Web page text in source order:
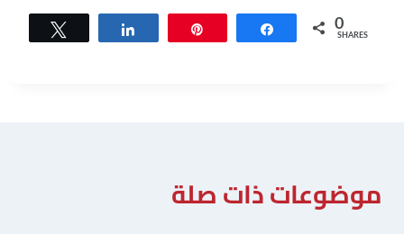
Share 0
SHARES
موضوعات ذات صلة